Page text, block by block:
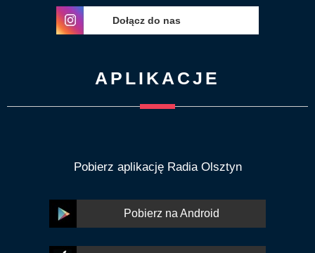
Dołącz do nas
APLIKACJE
Pobierz aplikację Radia Olsztyn
Pobierz na Android